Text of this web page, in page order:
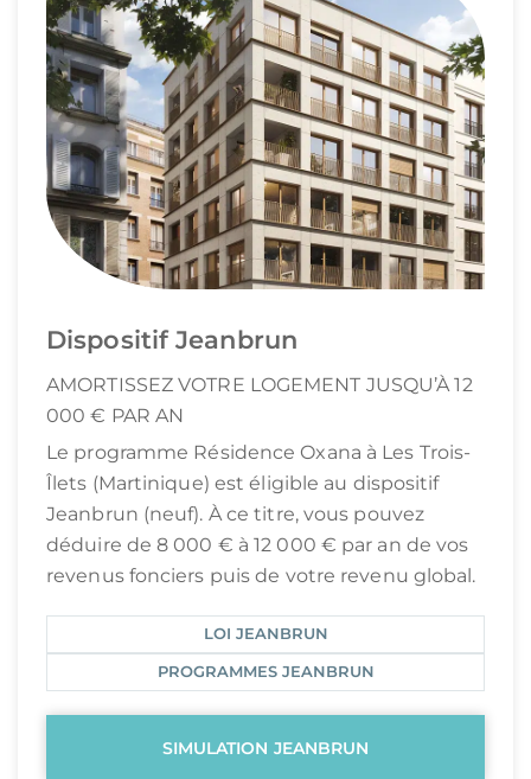
Dispositif Jeanbrun
AMORTISSEZ VOTRE LOGEMENT JUSQU’À 12
000 € PAR AN
Le programme Résidence Oxana à Les Trois-
Îlets (Martinique) est éligible au dispositif
Jeanbrun (neuf). À ce titre, vous pouvez
déduire de 8 000 € à 12 000 € par an de vos
revenus fonciers puis de votre revenu global.
LOI JEANBRUN
PROGRAMMES JEANBRUN
SIMULATION JEANBRUN